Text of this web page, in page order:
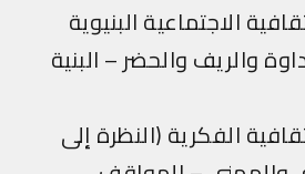
الاجتماعية البنيوية
والريف والحضر – البنية
الفكرية (النظرة إلى